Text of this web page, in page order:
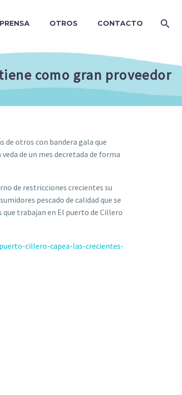
OTROS CONTACTO
como gran proveedor
de otros con bandera gala que
de un mes decretada de forma
de restricciones crecientes su
pescado de calidad que se
que trabajan en El puerto de Cillero
cillero-capea-las-crecientes-